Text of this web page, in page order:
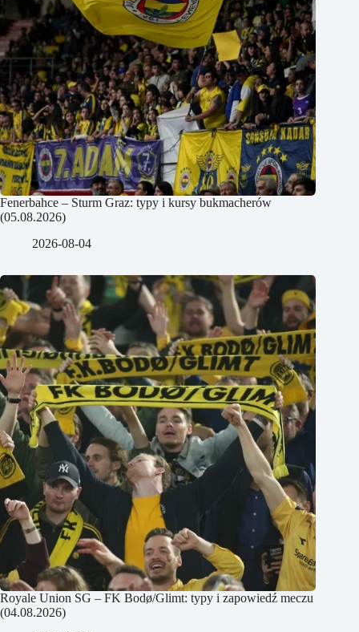
Fenerbahce – Sturm Graz: typy i kursy bukmacherów
(05.08.2026)
2026-08-04
Royale Union SG – FK Bodø/Glimt: typy i zapowiedź meczu
(04.08.2026)